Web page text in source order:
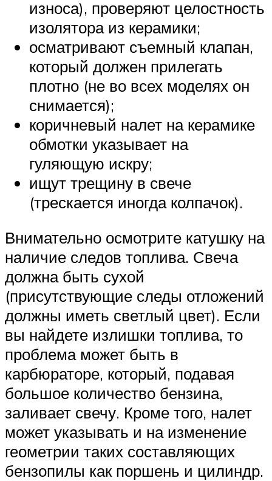
износа), проверяют целостность
изолятора из керамики;
осматривают съемный клапан,
который должен прилегать
плотно (не во всех моделях он
снимается);
коричневый налет на керамике
обмотки указывает на
гуляющую искру;
ищут трещину в свече
(трескается иногда колпачок).
Внимательно осмотрите катушку на
наличие следов топлива. Свеча
должна быть сухой
(присутствующие следы отложений
должны иметь светлый цвет). Если
вы найдете излишки топлива, то
проблема может быть в
карбюраторе, который, подавая
большое количество бензина,
заливает свечу. Кроме того, налет
может указывать и на изменение
геометрии таких составляющих
бензопилы как поршень и цилиндр.